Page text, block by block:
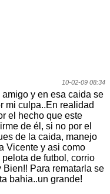
10-02-09 08:34
y en esa caida se
mi culpa..En realidad
el hecho que este
de él, si no por el
de la caida, manejo
Vicente y asi como
de futbol, corrio
Bien!! Para rematarla se
bahia..un grande!